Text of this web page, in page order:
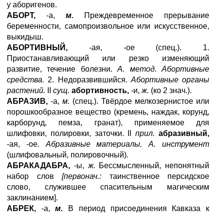
у аборигенов.
АБОРТ, -а, м. Преждевременное прерывание
беременности, самопроизвольное или искусственное,
выкидыш.
АБОРТИВНЫЙ, -ая, -ое (спец.). 1.
Приостанавливающий или резко изменяющий
развитие, течение болезни.А. метод. Абортивные
средства. 2. Недоразвившийся. Абортивные органы
растений.
сущ. абортивность, -и, ж. (ко 2 знач.).
АБРАЗИВ, -а, м. (спец.). Твёрдое мелкозернистое или
порошкообразное вещество (кремень, наждак, корунд,
карборунд, пемза, гранат), применяемое для
шлифовки, полировки, заточки. IIприл. абразивный,
-ая, -ое. Абразивные материалы. А.
инструмент
(шлифовальный, полировочный).
АБРАКАДАБРА, -ы, ж. Бессмысленный, непонятный
набор слов [первонач.: таинственное персидское
слово, служившее спасительным магическим
заклинанием].
АБРЕК, -a, м. В период присоединения Кавказа к